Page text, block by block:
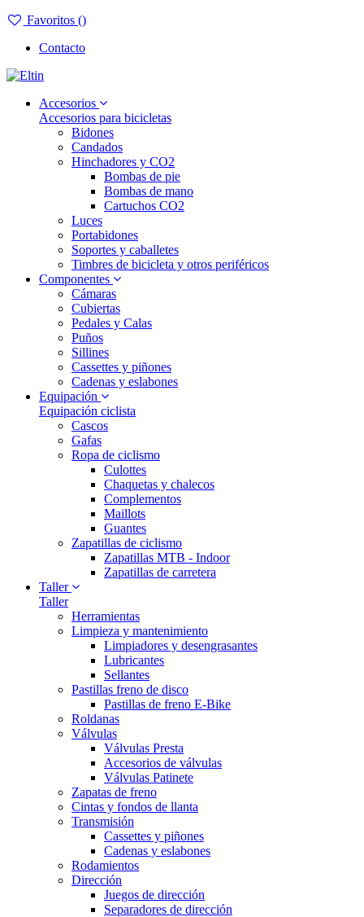
Favoritos ()
Contacto
Accesorios
Accesorios para bicicletas
Bidones
Candados
Hinchadores y CO2
Bombas de pie
Bombas de mano
Cartuchos CO2
Luces
Portabidones
Soportes y caballetes
Timbres de bicicleta y otros periféricos
Componentes
Cámaras
Cubiertas
Pedales y Calas
Puños
Sillines
Cassettes y piñones
Cadenas y eslabones
Equipación
Equipación ciclista
Cascos
Gafas
Ropa de ciclismo
Culottes
Chaquetas y chalecos
Complementos
Maillots
Guantes
Zapatillas de ciclismo
Zapatillas MTB - Indoor
Zapatillas de carretera
Taller
Taller
Herramientas
Limpieza y mantenimiento
Limpiadores y desengrasantes
Lubricantes
Sellantes
Pastillas freno de disco
Pastillas de freno E-Bike
Roldanas
Válvulas
Válvulas Presta
Accesorios de válvulas
Válvulas Patinete
Zapatas de freno
Cintas y fondos de llanta
Transmisión
Cassettes y piñones
Cadenas y eslabones
Rodamientos
Dirección
Juegos de dirección
Separadores de dirección